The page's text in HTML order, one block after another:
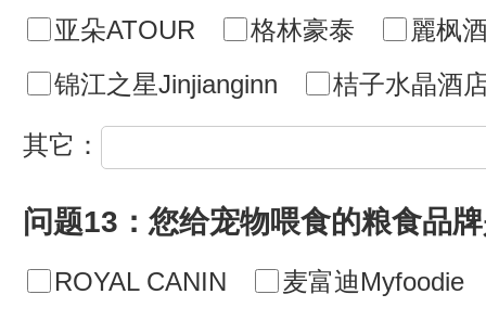
亚朵ATOUR
格林豪泰
麗枫
锦江之星Jinjianginn
桔子水晶酒
其它：
问题13：您给宠物喂食的粮食品
ROYAL CANIN
麦富迪Myfoodie